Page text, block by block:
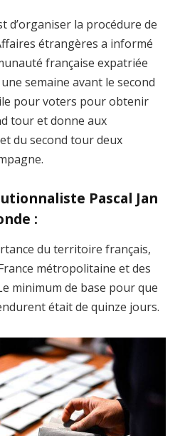
d’organiser la procédure de
étrangères a informé
française expatriée
semaine avant le second
pour voters pour obtenir
tour et donne aux
du second tour deux
Pascal Jan
:
du territoire français,
métropolitaine et des
minimum de base pour que
était de quinze jours.